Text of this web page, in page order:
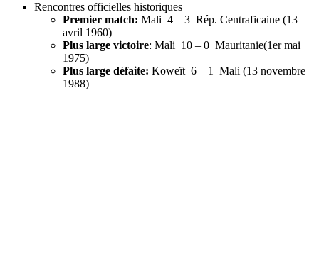
Rencontres officielles historiques
Premier match: Mali 4 – 3 Rép. Centraficaine (13
avril 1960)
Plus large victoire: Mali 10 – 0 Mauritanie(1er mai
1975)
Plus large défaite: Koweït 6 – 1 Mali (13 novembre
1988)